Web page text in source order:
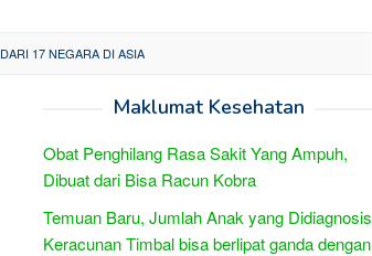
17 NEGARA DI ASIA
Maklumat Kesehatan
Obat Penghilang Rasa Sakit Yang Ampuh,
Dibuat dari Bisa Racun Kobra
Temuan Baru, Jumlah Anak yang Didiagnosis
Keracunan Timbal bisa berlipat ganda dengan